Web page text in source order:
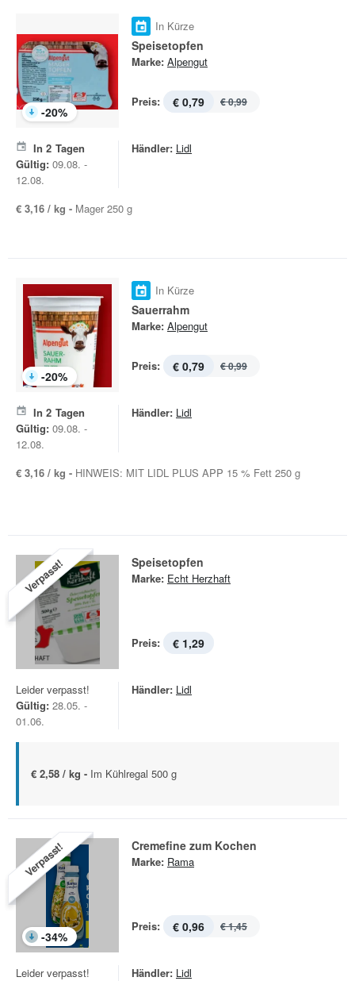
-20%
In Kürze
Speisetopfen
Marke: Alpengut
Preis: € 0,79 € 0,99
In 2 Tagen
Gültig: 09.08. -
12.08.
Händler: Lidl
€ 3,16 / kg - Mager 250 g
-20%
In Kürze
Sauerrahm
Marke: Alpengut
Preis: € 0,79 € 0,99
In 2 Tagen
Gültig: 09.08. -
12.08.
Händler: Lidl
€ 3,16 / kg - HINWEIS: MIT LIDL PLUS APP 15 % Fett 250 g
Verpasst! Speisetopfen
Marke: Echt Herzhaft
Preis: € 1,29
Leider verpasst!
Gültig: 28.05. -
01.06.
Händler: Lidl
€ 2,58 / kg - Im Kühlregal 500 g
Verpasst!
-34%
Cremefine zum Kochen
Marke: Rama
Preis: € 0,96 € 1,45
Leider verpasst! Händler: Lidl